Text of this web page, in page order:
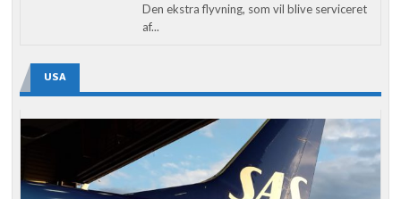
Den ekstra flyvning, som vil blive serviceret
af...
USA